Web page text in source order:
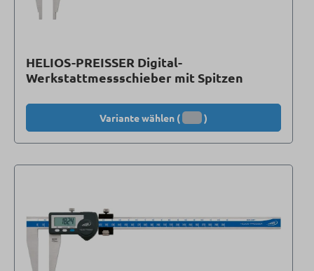
HELIOS-PREISSER Digital-
Werkstattmessschieber mit Spitzen
Variante wählen ( )